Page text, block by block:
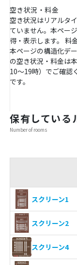
空き状況・料金
空き状況はリアルタ
ていません。本ペー
得・表示します。 料
本ページの構造化デ
の空き状況・料金は
10〜19時）でご確認
です。
保有している
Number of rooms
スクリーン1
スクリーン2
スクリーン4